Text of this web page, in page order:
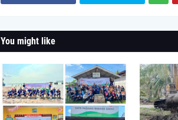
You might like